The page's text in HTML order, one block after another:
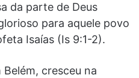
da parte de Deus
para aquele povo
Isaías (Is 9:1-2).
cresceu na